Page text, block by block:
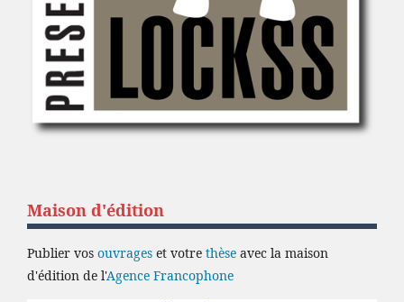
Maison d'édition
Publier vos ouvrages et votre thèse avec la maison
d'édition de l'Agence Francophone